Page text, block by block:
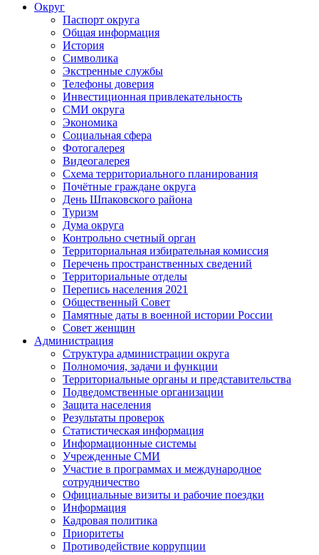
Округ
Паспорт округа
Общая информация
История
Символика
Экстренные службы
Телефоны доверия
Инвестиционная привлекательность
СМИ округа
Экономика
Социальная сфера
Фотогалерея
Видеогалерея
Схема территориального планирования
Почётные граждане округа
День Шпаковского района
Туризм
Дума округа
Контрольно счетный орган
Территориальная избирательная комиссия
Перечень пространственных сведений
Территориальные отделы
Перепись населения 2021
Общественный Совет
Памятные даты в военной истории России
Совет женщин
Администрация
Структура администрации округа
Полномочия, задачи и функции
Территориальные органы и представительства
Подведомственные организации
Защита населения
Результаты проверок
Статистическая информация
Информационные системы
Учрежденные СМИ
Участие в программах и международное
сотрудничество
Официальные визиты и рабочие поездки
Информация
Кадровая политика
Приоритеты
Противодействие коррупции